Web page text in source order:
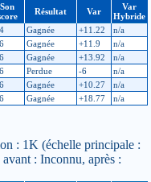
Son
Résultat Var
Var
Hybride
Gagnée +11.22
n/a
Gagnée +11.9
n/a
Gagnée +13.92
n/a
Perdue -6
n/a
Gagnée +10.27
n/a
Gagnée +18.77 n/a
: 1K (échelle principale :
: Inconnu, après :